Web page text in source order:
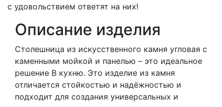
с удовольствием ответят на них!
Описание изделия
Столешница из искусственного камня угловая с
каменными мойкой и панелью – это идеальное
решение В кухню. Это изделие из камня
отличается стойкостью и надёжностью и
подходит для создания универсальных и